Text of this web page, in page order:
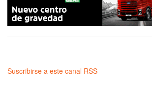
Suscribirse a este canal RSS